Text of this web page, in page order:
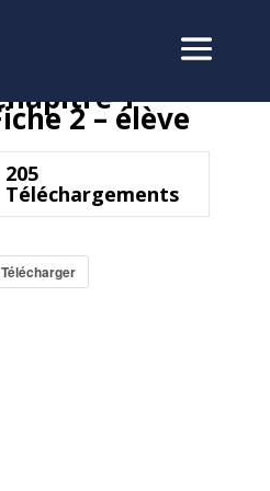
1 –
2 – élève
205
Téléchargements
Télécharger